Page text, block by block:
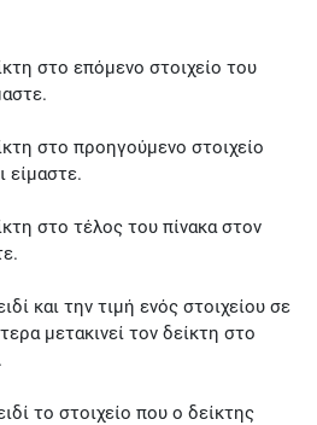
στο επόμενο στοιχείο του
στο προηγούμενο στοιχείο
είμαστε.
στο τέλος του πίνακα στον
και την τιμή ενός στοιχείου σε
μετακινεί τον δείκτη στο
το στοιχείο που ο δείκτης